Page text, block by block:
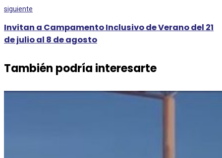
siguiente
Invitan a Campamento Inclusivo de Verano del 21
de julio al 8 de agosto
También podría interesarte